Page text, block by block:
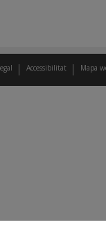
Accessibilitat Mapa